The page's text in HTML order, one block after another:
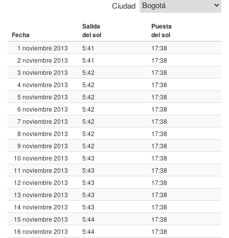
Ciudad
Fecha
Salida
del sol
Puesta
del sol
1 noviembre 2013 5:41
17:38
2 noviembre 2013
5:41
17:38
3 noviembre 2013
5:42
17:38
4 noviembre 2013
5:42
17:38
5 noviembre 2013
5:42
17:38
6 noviembre 2013
5:42
17:38
7 noviembre 2013
5:42
17:38
8 noviembre 2013
5:42
17:38
9 noviembre 2013
5:42
17:38
10 noviembre 2013
5:43
17:38
11 noviembre 2013
5:43
17:38
12 noviembre 2013
5:43
17:38
13 noviembre 2013
5:43
17:38
14 noviembre 2013
5:43
17:38
15 noviembre 2013
5:44
17:38
16 noviembre 2013
5:44
17:38